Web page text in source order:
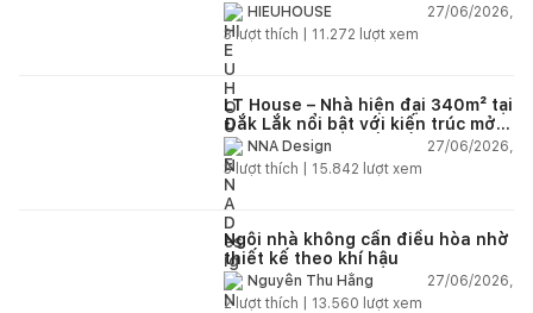
HIEUHOUSE
27/06/2026,
3lượt thích | 11.272 lượt xem
LT House – Nhà hiện đại 340m² tại
Đắk Lắk nổi bật với kiến trúc mở
và hệ sân vườn kết nối thiên
nhiên
NNA Design
27/06/2026,
3lượt thích | 15.842 lượt xem
Ngôi nhà không cần điều hòa nhờ
thiết kế theo khí hậu
Nguyễn Thu Hằng
27/06/2026,
2lượt thích | 13.560 lượt xem